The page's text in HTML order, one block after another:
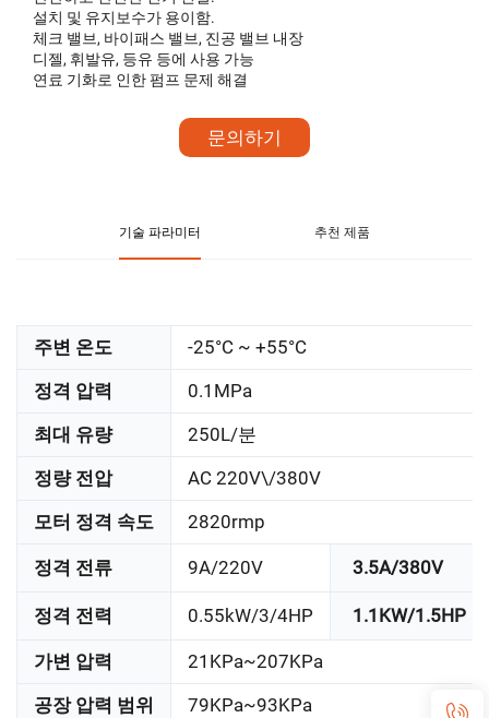
설치 및 유지보수가 용이함.
체크 밸브, 바이패스 밸브, 진공 밸브 내장
디젤, 휘발유, 등유 등에 사용 가능
연료 기화로 인한 펌프 문제 해결
문의하기
기술 파라미터 추천 제품
주변 온도
-25°C ~ +55°C
정격 압력
0.1MPa
최대 유량
250L/분
정량 전압
AC 220V\/380V
모터 정격 속도
2820rmp
정격 전류 9A/220V 3.5A/380V
정격 전력 0.55kW/3/4HP 1.1KW/1.5HP
가변 압력
21KPa~207KPa
공장 압력 범위
79KPa~93KPa